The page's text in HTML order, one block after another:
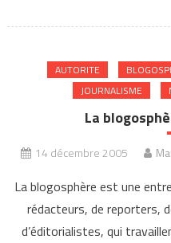
AUTORITE
JOURNALISME
La
14 décembre 2005
La blogosphère est une
rédacteurs, de reporters,
d’éditorialistes, qui